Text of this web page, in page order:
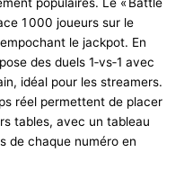
1 000 joueurs sur le
le jackpot. En
des duels 1‑vs‑1 avec
idéal pour les streamers.
réel permettent de placer
tables, avec un tableau
de chaque numéro en